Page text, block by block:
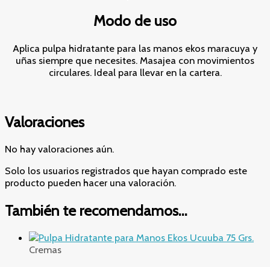
Modo de uso
Aplica pulpa hidratante para las manos ekos maracuya y
uñas siempre que necesites. Masajea con movimientos
circulares. Ideal para llevar en la cartera.
Valoraciones
No hay valoraciones aún.
Solo los usuarios registrados que hayan comprado este
producto pueden hacer una valoración.
También te recomendamos…
Cremas